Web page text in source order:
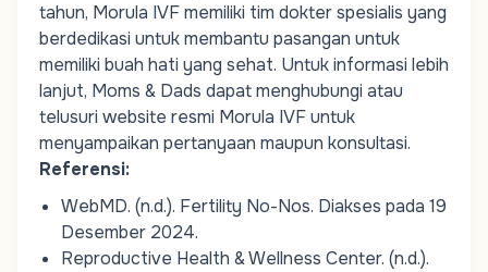
tahun, Morula IVF memiliki tim dokter spesialis yang
berdedikasi untuk membantu pasangan untuk
memiliki buah hati yang sehat. Untuk informasi lebih
lanjut, Moms & Dads dapat menghubungi atau
telusuri website resmi Morula IVF untuk
menyampaikan pertanyaan maupun konsultasi.
Referensi:
WebMD. (n.d.). Fertility No-Nos. Diakses pada 19
Desember 2024.
Reproductive Health & Wellness Center. (n.d.).